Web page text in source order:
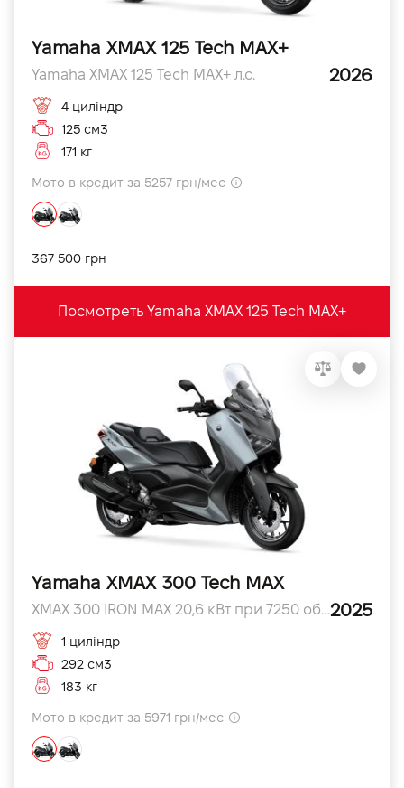
Yamaha XMAX 125 Tech MAX+
Yamaha XMAX 125 Tech MAX+ л.с. 2026
4 циліндр
125 см3
171 кг
Мото в кредит за 5257 грн/мес
367 500 грн
Посмотреть Yamaha XMAX 125 Tech MAX+
Yamaha XMAX 300 Tech MAX
XMAX 300 IRON MAX 20,6 кВт при 7250 об/хв л.с.2025
1 циліндр
292 см3
183 кг
Мото в кредит за 5971 грн/мес